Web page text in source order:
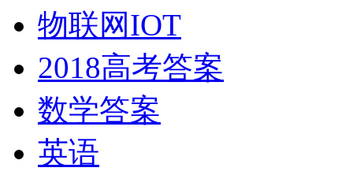
物联网IOT
2018高考答案
数学答案
英语